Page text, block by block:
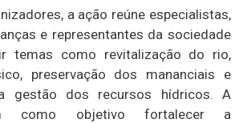
a ação reúne especialistas,
e representantes da sociedade
temas como revitalização do rio,
preservação dos mananciais e
gestão dos recursos hídricos. A
como objetivo fortalecer a